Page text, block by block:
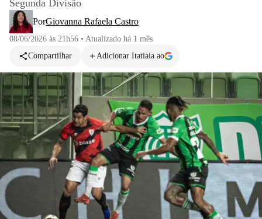
Segunda Divisão
PorGiovanna Rafaela Castro
08/06/2026 às 21h56 • Atualizado há 1 mês
Compartilhar
Adicionar Itatiaia ao